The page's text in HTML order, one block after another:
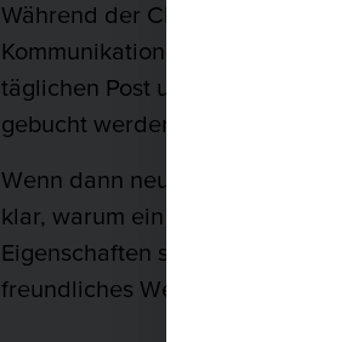
Während der Chef über seine
Kommunikation mit externen
täglichen Post und ein Kollege
gebucht werden muss.
Wenn dann neue Büromöbel
klar, warum ein sicheres
Eigenschaften sind, die im
freundliches Wesen gehören